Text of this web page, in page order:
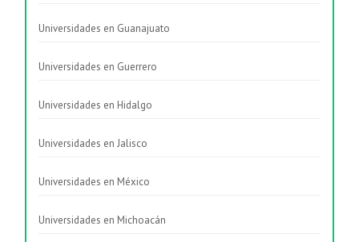
Universidades en Guanajuato
Universidades en Guerrero
Universidades en Hidalgo
Universidades en Jalisco
Universidades en México
Universidades en Michoacán